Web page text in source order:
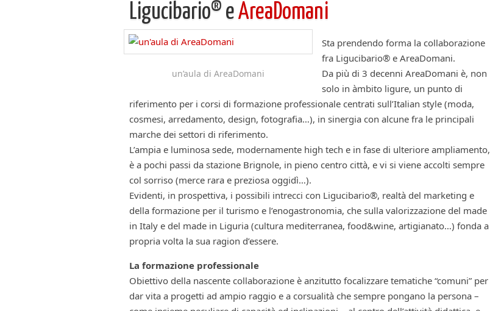
Ligucibario® eAreaDomani
un’aula di AreaDomani
Sta prendendo forma la collaborazione
fra Ligucibario® e AreaDomani.
Da più di 3 decenni AreaDomani è, non
solo in àmbito ligure, un punto di
riferimento per i corsi di formazione professionale centrati sull’Italian style (moda,
cosmesi, arredamento, design, fotografia…), in sinergia con alcune fra le principali
marche dei settori di riferimento.
L’ampia e luminosa sede, modernamente high tech e in fase di ulteriore ampliamento,
è a pochi passi da stazione Brignole, in pieno centro città, e vi si viene accolti sempre
col sorriso (merce rara e preziosa oggidì…).
Evidenti, in prospettiva, i possibili intrecci con Ligucibario®, realtà del marketing e
della formazione per il turismo e l’enogastronomia, che sulla valorizzazione del made
in Italy e del made in Liguria (cultura mediterranea, food&wine, artigianato…) fonda a
propria volta la sua ragion d’essere.
La formazione professionale
Obiettivo della nascente collaborazione è anzitutto focalizzare tematiche “comuni” per
dar vita a progetti ad ampio raggio e a corsualità che sempre pongano la persona –